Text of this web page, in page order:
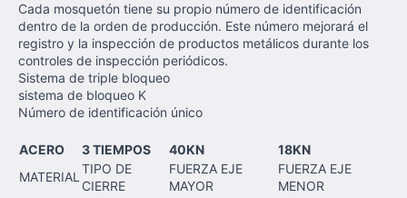
Cada mosquetón tiene su propio número de identificación
dentro de la orden de producción. Este número mejorará el
registro y la inspección de productos metálicos durante los
controles de inspección periódicos.
Sistema de triple bloqueo
sistema de bloqueo K
Número de identificación único
ACERO 3 TIEMPOS 40KN
18KN
MATERIAL
TIPO DE
CIERRE
FUERZA EJE
MAYOR
FUERZA EJE
MENOR